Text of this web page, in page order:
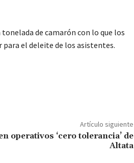
de camarón con lo que los
el deleite de los asistentes.
Artículo siguiente
operativos ‘cero tolerancia’ de
Altata